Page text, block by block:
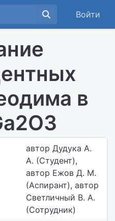
Войти
в
автор Дудука А.
А. (Студент),
автор Ежов Д. М.
(Аспирант), автор
Светличный В. А.
(Сотрудник)